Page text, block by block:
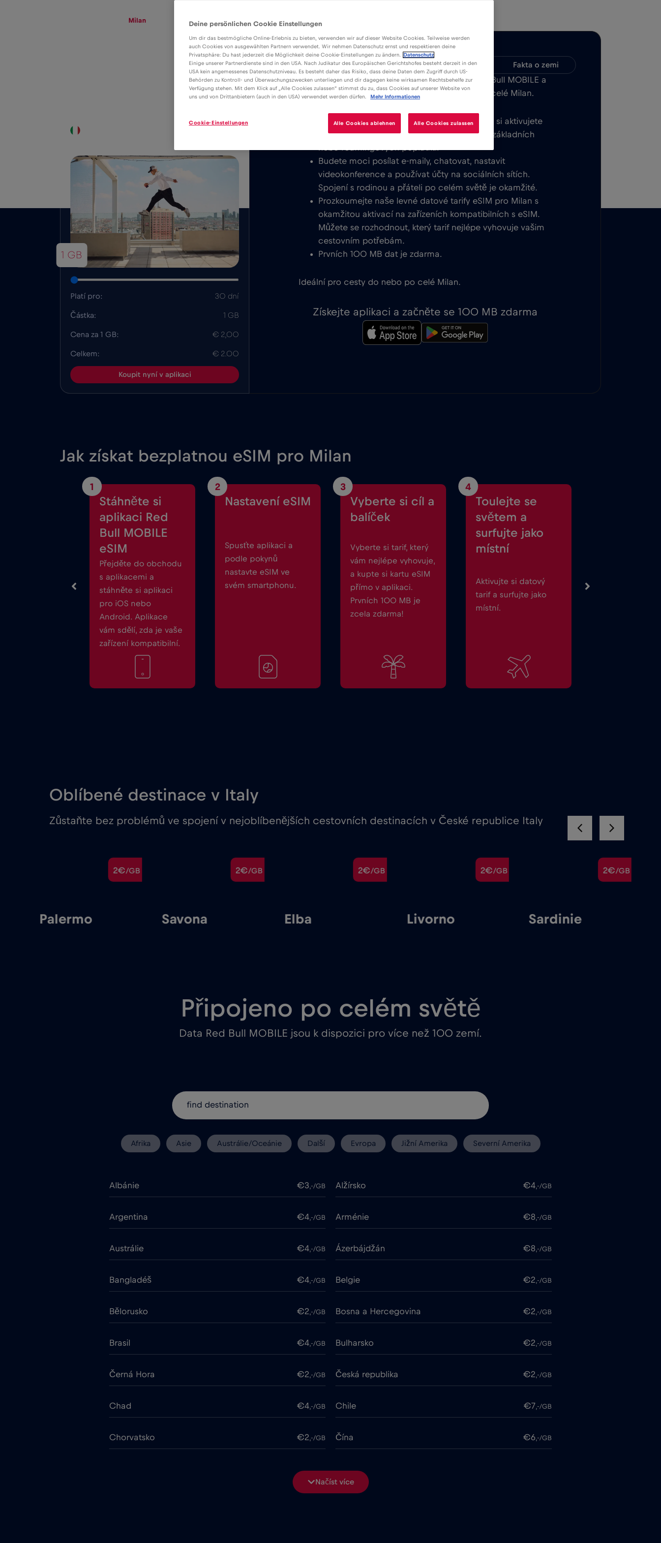
Milan
2€/GB
1 GB
Platí pro: 30 dní
Částka: 1 GB
Cena za 1 GB: € 2,00
Celkem: € 2.00
Koupit nyní v aplikaci
Výhody Popis Kompatibilita Fakta o zemi
Stáhněte si snadno instalovatelnou aplikaci Red Bull MOBILE a
využívejte neomezený mobilní internet v nebo v celé Milan.
Nikdy neúčtujeme základní poplatek. Jakmile si aktivujete
kartu eSIM, můžete se připojit do světa bez základních
Budete moci posílat e-maily, chatovat, nastavit
videokonference a používat účty na sociálních sítích.
Spojení s rodinou a přáteli po celém světě je okamžité.
Prozkoumejte naše levné datové tarify eSIM pro Milan s
okamžitou aktivací na zařízeních kompatibilních s eSIM.
Můžete se rozhodnout, který tarif nejlépe vyhovuje vašim
cestovním potřebám.
Prvních 100 MB dat je zdarma.
Ideální pro cesty do nebo po celé Milan.
Získejte aplikaci a začněte se 100 MB zdarma
Jak získat bezplatnou eSIM pro Milan
1
Stáhněte si
aplikaci Red
Bull MOBILE
eSIM
Přejděte do obchodu
s aplikacemi a
stáhněte si aplikaci
pro iOS nebo
Android. Aplikace
vám sdělí, zda je vaše
zařízení kompatibilní.
2
Nastavení eSIM
Spusťte aplikaci a
podle pokynů
nastavte eSIM ve
svém smartphonu.
3
Vyberte si cíl a
balíček
Vyberte si tarif, který
vám nejlépe vyhovuje,
a kupte si kartu eSIM
přímo v aplikaci.
Prvních 100 MB je
zcela zdarma!
4
Toulejte se
světem a
surfujte jako
místní
Aktivujte si datový
tarif a surfujte jako
místní.
Oblíbené destinace v Italy
Zůstaňte bez problémů ve spojení v nejoblíbenějších cestovních destinacích v České republice Italy
2€/GB
Palermo
2€/GB
Savona
2€/GB
Elba
2€/GB
Livorno
2€/GB
Sardinie
Připojeno po celém světě
Data Red Bull MOBILE jsou k dispozici pro více než 100 zemí.
Afrika Asie Austrálie/Oceánie Další Evropa Jižní Amerika Severní Amerika
Albánie €3,-/GB Alžírsko €4,-/GB
Argentina €4,-/GB Arménie €8,-/GB
Austrálie €4,-/GB Ázerbájdžán €8,-/GB
Bangladéš €4,-/GB Belgie €2,-/GB
Bělorusko €2,-/GB Bosna a Hercegovina €2,-/GB
Brasil €4,-/GB Bulharsko €2,-/GB
Černá Hora €2,-/GB Česká republika €2,-/GB
Chad €4,-/GB Chile €7,-/GB
Chorvatsko €2,-/GB Čína €6,-/GB
€18,-/GB Cruise only Telenor Maritime
Načíst více
Deine persönlichen Cookie Einstellungen
Um dir das bestmögliche Online-Erlebnis zu bieten, verwenden wir auf dieser Website Cookies. Teilweise werden
auch Cookies von ausgewählten Partnern verwendet. Wir nehmen Datenschutz ernst und respektieren deine
Privatsphäre: Du hast jederzeit die Möglichkeit deine Cookie-Einstellungen zu ändern.
Datenschutz
Einige unserer Partnerdienste sind in den USA. Nach Judikatur des Europäischen Gerichtshofes besteht derzeit in den
USA kein angemessenes Datenschutzniveau. Es besteht daher das Risiko, dass deine Daten dem Zugriff durch US-
Behörden zu Kontroll- und Überwachungszwecken unterliegen und dir dagegen keine wirksamen Rechtsbehelfe zur
Verfügung stehen. Mit dem Klick auf „Alle Cookies zulassen“ stimmst du zu, dass Cookies auf unserer Website von
uns und von Drittanbietern (auch in den USA) verwendet werden dürfen.
Mehr Informationen
Alle Cookies ablehnen Alle Cookies zulassen
Cookie-Einstellungen